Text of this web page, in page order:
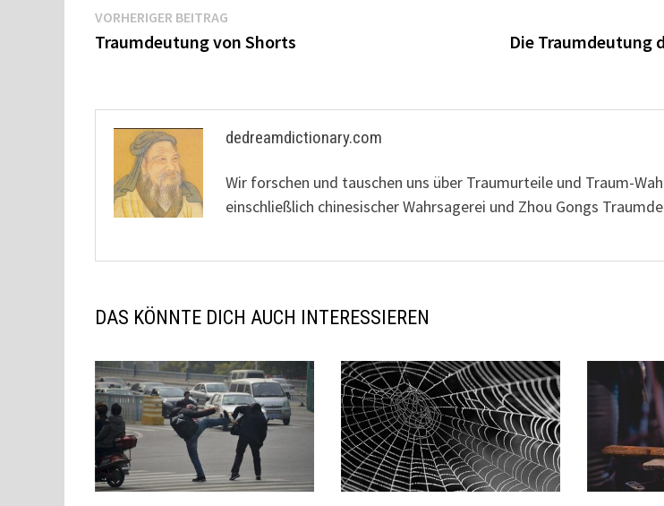
Beitragsnavigation
VORHERIGER BEITRAG
Beitrag:
Traumdeutung von Shorts Die Traumdeutung
dedreamdictionary.com
Wir forschen und tauschen uns über Traumurteile und Traum-
einschließlich chinesischer Wahrsagerei und Zhou Gongs
DAS KÖNNTE DICH AUCH INTERESSIEREN